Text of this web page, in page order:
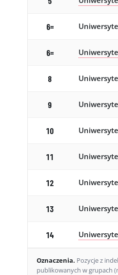
6=
6=
8
9
10
11
12
13
14
Oznaczenia. Pozycje z
publikowanych w grupach